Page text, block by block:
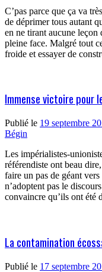
C’pas parce que ça va
de déprimer tous autant
en ne tirant aucune leçon
pleine face. Malgré tout
froide et essayer de
Immense victoire pour
Publié le 19 septembre
Bégin
Les impérialistes-
référendiste ont beau
faire un pas de géant
n’adoptent pas le
convaincre qu’ils ont
La contamination
Publié le 17 septembre